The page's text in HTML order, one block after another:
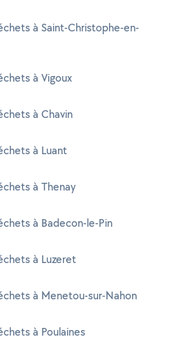
à Saint-Christophe-en-
à Vigoux
à Chavin
à Luant
à Thenay
à Badecon-le-Pin
à Luzeret
à Menetou-sur-Nahon
à Poulaines